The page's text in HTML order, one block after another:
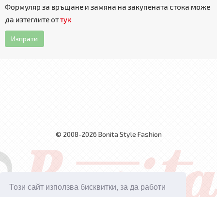
Този сайт използва бисквитки, за да работи
Формуляр за връщане и замяна на закупената стока може
да изтеглите оттук
Изпрати
© 2008-2026 Bonita Style Fashion